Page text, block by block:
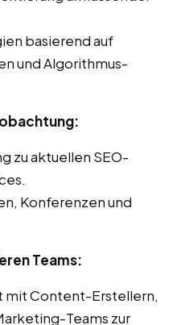
basierend auf
und Algorithmus-
zu aktuellen SEO-
Konferenzen und
Teams:
mit Content-Erstellern,
Teams zur